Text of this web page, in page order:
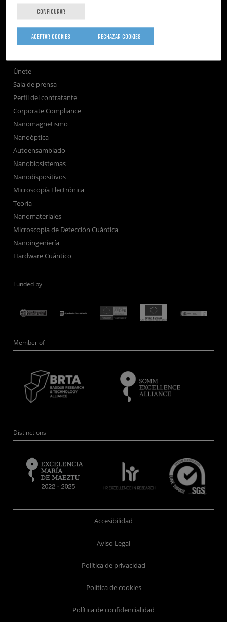
Sociedad
nanoPeople
Publicaciones
Únete
Sala de prensa
Perfil del contratante
Corporate Compliance
Nanomagnetismo
Nanoóptica
Autoensamblado
Nanobiosistemas
Nanodispositivos
Microscopía Electrónica
Teoría
Nanomateriales
Microscopía de Detección Cuántica
Nanoingeniería
Hardware Cuántico
Funded by
Member of
Distinctions
Accesibilidad
Aviso Legal
Política de privacidad
Política de cookies
Política de confidencialidad
CONFIGURAR
RECHAZAR COOKIES
ACEPTAR COOKIES